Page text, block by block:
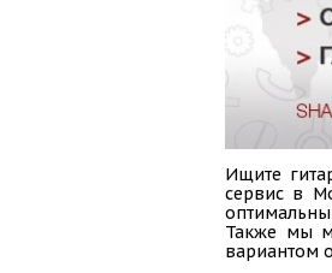
Ищите
сервис в
Также мы
вариантом